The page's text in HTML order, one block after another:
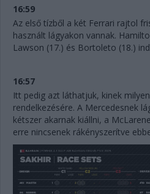
16:59
Az első tízből a két Ferrari rajtol
használt lágyakon vannak.
Lawson (17.) és Bortoleto (18.)
16:57
Itt pedig azt láthatjuk, kinek
rendelkezésére. A Mercedesnek
kétszer akarnak kiállni, a
erre nincsenek rákényszerítve